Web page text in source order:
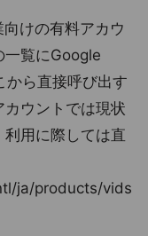
けの有料アカウ
一覧にGoogle
ら直接呼び出す
ウントでは現状
用に際しては直
ja/products/vids